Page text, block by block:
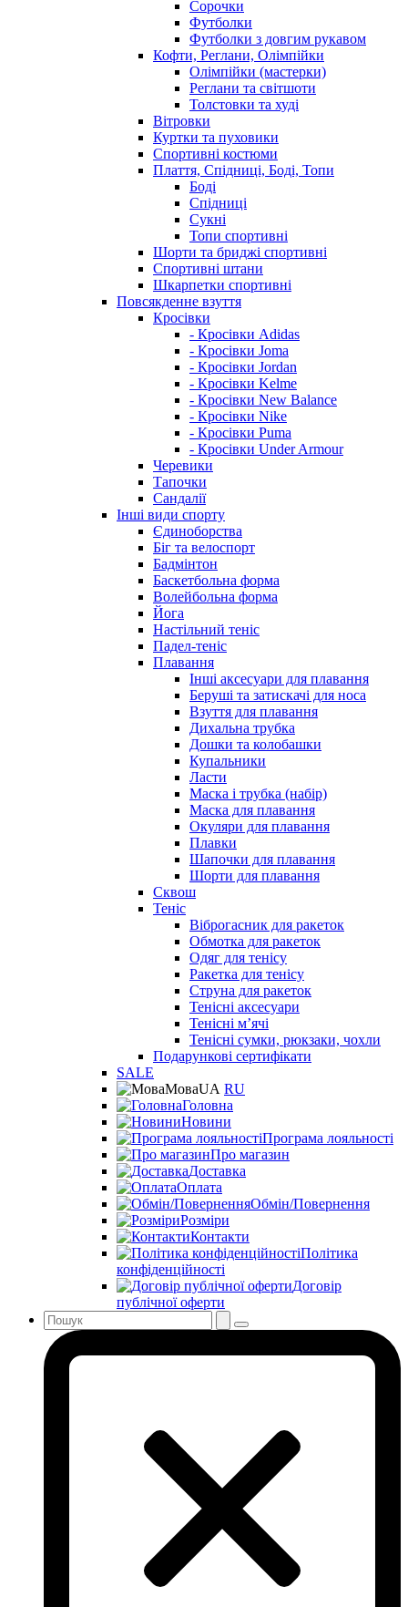
Сорочки
Футболки
Футболки з довгим рукавом
Кофти, Реглани, Олімпійки
Олімпійки (мастерки)
Реглани та світшоти
Толстовки та худі
Вітровки
Куртки та пуховики
Спортивні костюми
Плаття, Спідниці, Боді, Топи
Боді
Спідниці
Сукні
Топи спортивні
Шорти та бриджі спортивні
Спортивні штани
Шкарпетки спортивні
Повсякденне взуття
Кросівки
- Кросівки Adidas
- Кросівки Joma
- Кросівки Jordan
- Кросівки Kelme
- Кросівки New Balance
- Кросівки Nike
- Кросівки Puma
- Кросівки Under Armour
Черевики
Тапочки
Сандалії
Інші види спорту
Єдиноборства
Біг та велоспорт
Бадмінтон
Баскетбольна форма
Волейбольна форма
Йога
Настільний теніс
Падел-теніс
Плавання
Інші аксесуари для плавання
Беруші та затискачі для носа
Взуття для плавання
Дихальна трубка
Дошки та колобашки
Купальники
Ласти
Маска і трубка (набір)
Маска для плавання
Окуляри для плавання
Плавки
Шапочки для плавання
Шорти для плавання
Сквош
Теніс
Віброгасник для ракеток
Обмотка для ракеток
Одяг для тенісу
Ракетка для тенісу
Струна для ракеток
Тенісні аксесуари
Тенісні мʼячі
Тенісні сумки, рюкзаки, чохли
Подарункові сертифікати
SALE
МоваUA RU
Головна
Новини
Програма лояльності
Про магазин
Доставка
Оплата
Обмін/Повернення
Розміри
Контакти
Політика
конфіденційності
Договір
публічної оферти